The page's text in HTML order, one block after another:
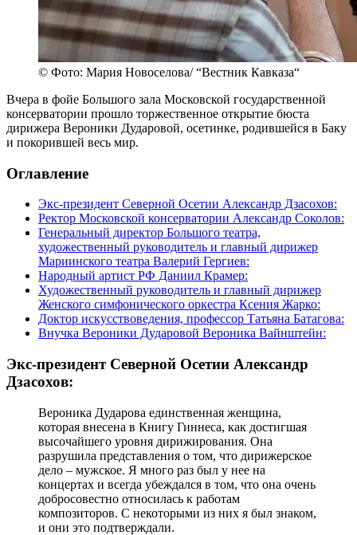
© Фото: Мария Новоселова/ “Вестник Кавказа“
Вчера в фойе Большого зала Московской государственной
консерватории прошло торжественное открытие бюста
дирижера Вероники Дударовой, осетинке, родившейся в Баку
и покорившей весь мир.
Оглавление
Экс-президент Северной Осетии Александр Дзасохов:
Ректор Московской консерватории Александр Соколов:
Генеральный директор Большого театра,
художественный руководитель и главный дирижер
Мариинского театра Валерий Гергиев:
Народный артист РФ Даниил Крамер:
Художественный руководитель и главный дирижер
Женского симфонического оркестра Ксения Жарко:
Доктор искусствоведения, профессор Татьяна Батагова:
Внучка Вероники Дударовой Вероника Вайнштейн:
Экс-президент Северной Осетии Александр
Дзасохов:
Вероника Дударова единственная женщина,
которая внесена в Книгу Гиннеса, как достигшая
высочайшего уровня дирижирования. Она
разрушила представления о том, что дирижерское
дело – мужское. Я много раз был у нее на
концертах и всегда убеждался в том, что она очень
добросовестно относилась к работам
композиторов. С некоторыми из них я был знаком,
и они это подтверждали.